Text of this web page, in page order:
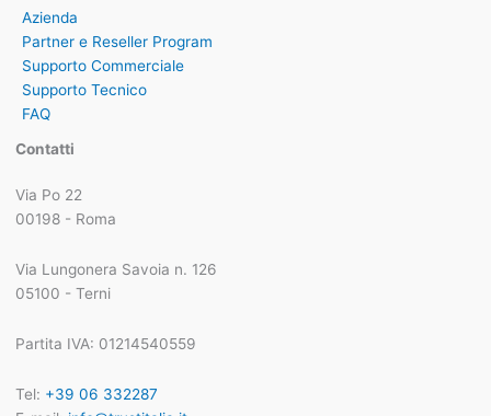
Azienda
Partner e Reseller Program
Supporto Commerciale
Supporto Tecnico
FAQ
Contatti
Via Po 22
00198 - Roma
Via Lungonera Savoia n. 126
05100 - Terni
Partita IVA: 01214540559
Tel: +39 06 332287